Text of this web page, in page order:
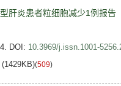
肝炎患者粒细胞减少1例报告
DOI: 10.3969/j.issn.1001-
(1429KB)(509)